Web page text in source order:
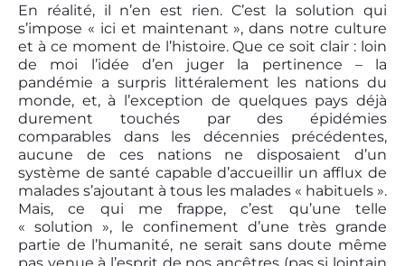
En réalité, il n’en est rien. C’est la solution qui
s’impose « ici et maintenant », dans notre culture
et à ce moment de l’histoire. Que ce soit clair : loin
de moi l’idée d’en juger la pertinence – la
pandémie a surpris littéralement les nations du
monde, et, à l’exception de quelques pays déjà
durement touchés par des épidémies
comparables dans les décennies précédentes,
aucune de ces nations ne disposaient d’un
système de santé capable d’accueillir un afflux de
malades s’ajoutant à tous les malades « habituels ».
Mais, ce qui me frappe, c’est qu’une telle
« solution », le confinement d’une très grande
partie de l’humanité, ne serait sans doute même
pas venue à l’esprit de nos ancêtres (pas si lointain